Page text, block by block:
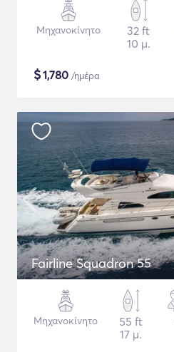
Μηχανοκίνητο
32 ft
10 μ.
$1,780 /ημέρα
Fairline Squadron 55
Μηχανοκίνητο
55 ft
17 μ.